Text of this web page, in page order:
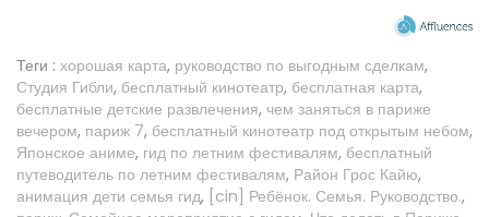
Теги : хорошая карта, руководство по выгодным сделкам,
Студия Гибли, бесплатный кинотеатр, бесплатная карта,
бесплатные детские развлечения, чем заняться в париже
вечером, париж 7, бесплатный кинотеатр под открытым небом,
Японское аниме, гид по летним фестивалям, бесплатный
путеводитель по летним фестивалям, Район Грос Кайю,
анимация дети семья гид, [cin] Ребёнок. Семья. Руководство.,